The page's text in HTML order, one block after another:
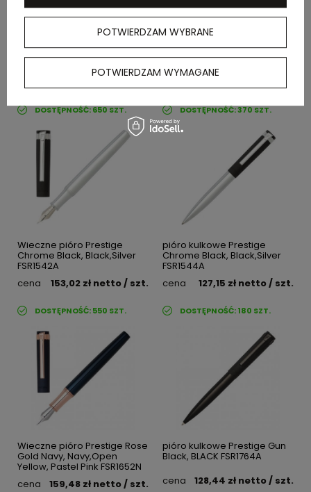
Wieczne pióro Classicals
Chrome Red, Open
DOSTĘPNOŚĆ:650 SZT.
Pióro kulkowe Classicals
Chrome Black, Black,Silver
DOSTĘPNOŚĆ:370 SZT.
Wieczne pióro Prestige
Chrome Black, Black,Silver
FSR1542A
cena
153,02 zł netto/ szt.
DOSTĘPNOŚĆ:550 SZT.
pióro kulkowe Prestige
Chrome Black, Black,Silver
FSR1544A
cena
127,15 zł netto/ szt.
DOSTĘPNOŚĆ:180 SZT.
Wieczne pióro Prestige Rose
Gold Navy, Navy,Open
Yellow, Pastel Pink FSR1652N
cena
159,48 zł netto/ szt.
pióro kulkowe Prestige Gun
Black, BLACK FSR1764A
cena
128,44 zł netto/ szt.
POTWIERDZAM WYBRANE
POTWIERDZAM WYMAGANE